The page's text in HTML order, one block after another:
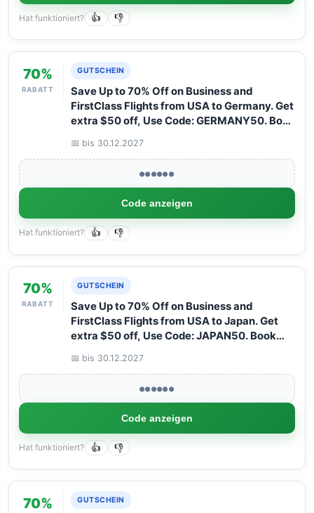
Hat funktioniert? 👍 👎
70%
RABATT
GUTSCHEIN
Save Up to 70% Off on Business and
FirstClass Flights from USA to Germany. Get
extra $50 off, Use Code: GERMANY50. Book
📅 bis 30.12.2027
●●●●●●
Code anzeigen
Hat funktioniert? 👍 👎
70%
RABATT
GUTSCHEIN
Save Up to 70% Off on Business and
FirstClass Flights from USA to Japan. Get
extra $50 off, Use Code: JAPAN50. Book
📅 bis 30.12.2027
●●●●●●
Code anzeigen
Hat funktioniert? 👍 👎
70% GUTSCHEIN